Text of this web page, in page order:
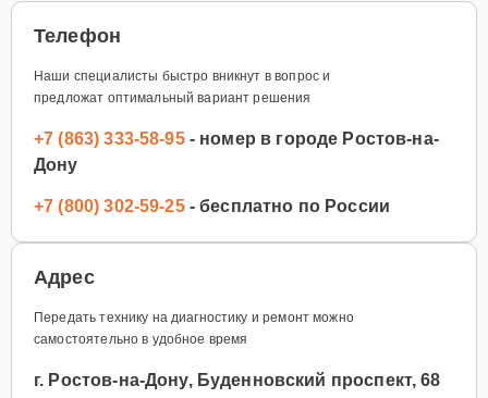
Телефон
Наши специалисты быстро вникнут в вопрос и
предложат оптимальный вариант решения
+7 (863) 333-58-95- номер в городе Ростов-на-
Дону
+7 (800) 302-59-25- бесплатно по России
Адрес
Передать технику на диагностику и ремонт можно
самостоятельно в удобное время
г. Ростов-на-Дону, Буденновский проспект, 68